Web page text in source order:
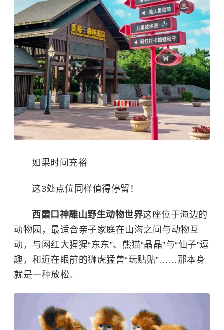
如果时间充裕
这3处点位同样值得停留！
西霞口神雕山野生动物世界这座位于海边的
动物园，最适合亲子家庭在山海之间与动物互
动，与网红大猩猩“东东”、熊猫“晶晶”与“仙子”逗
趣，和近在眼前的狮虎猛兽“玩贴贴”……那本身
就是一种放松。